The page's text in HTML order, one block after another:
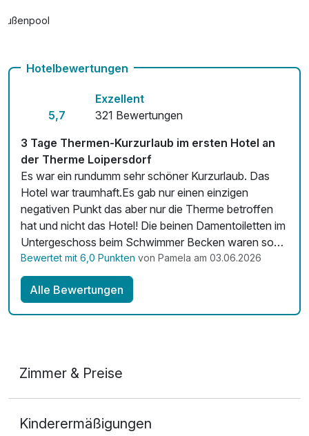
Außenpool
Hunde im Hotel erlaubt für 25,00 € pro Stück / Nacht
Auch vegetarische Speisen
Kostenloses W-LAN
Zimmerservice verfügbar
Mit Hotelbar
Hotelbewertungen
5,7
Exzellent
321 Bewertungen
3 Tage Thermen-Kurzurlaub im ersten Hotel an
der Therme Loipersdorf
Es war ein rundumm sehr schöner Kurzurlaub. Das
Hotel war traumhaft.Es gab nur einen einzigen
negativen Punkt das aber nur die Therme betroffen
hat und nicht das Hotel! Die beinen Damentoiletten im
Untergeschoss beim Schwimmer Becken waren so
stark verschmutzt u es war kein Toilettenpapier dort
so dass man die Unmöglichkeit benutzen könnte. mfg
Pamela Pistracher
Bewertet mit 6,0 Punkten von Pamela am 03.06.2026
Alle Bewertungen
Zimmer & Preise
2 Erwachsene
Kinderermäßigungen